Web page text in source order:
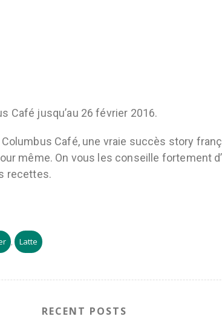
Café jusqu’au 26 février 2016.
Café, une vraie succès story
même. On vous les conseille fortement
recettes.
, Latte
RECENT POSTS